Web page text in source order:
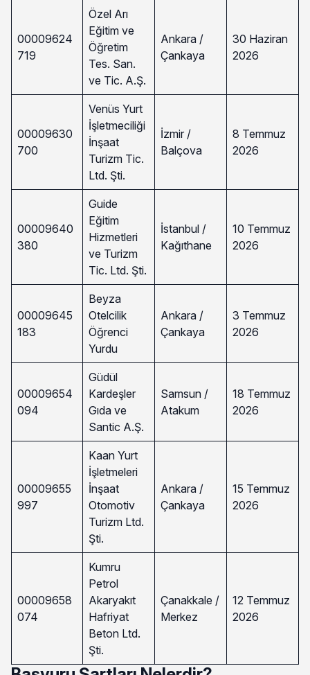
00009624
719
Özel Arı
Eğitim ve
Öğretim
Tes. San.
ve Tic. A.Ş.
Ankara /
Çankaya
30 Haziran
2026
00009630
700
Venüs Yurt
İşletmeciliği
İnşaat
Turizm Tic.
Ltd. Şti.
İzmir /
Balçova
8 Temmuz
2026
00009640
380
Guide
Eğitim
Hizmetleri
ve Turizm
Tic. Ltd. Şti.
İstanbul /
Kağıthane
10 Temmuz
2026
00009645
183
Beyza
Otelcilik
Öğrenci
Yurdu
Ankara /
Çankaya
3 Temmuz
2026
00009654
094
Güdül
Kardeşler
Gıda ve
Santic A.Ş.
Samsun /
Atakum
18 Temmuz
2026
00009655
997
Kaan Yurt
İşletmeleri
İnşaat
Otomotiv
Turizm Ltd.
Şti.
Ankara /
Çankaya
15 Temmuz
2026
00009658
074
Kumru
Petrol
Akaryakıt
Hafriyat
Beton Ltd.
Şti.
Çanakkale /
Merkez
12 Temmuz
2026